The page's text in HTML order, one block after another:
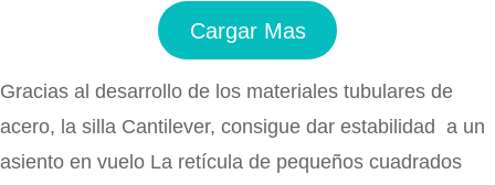
Cargar Mas
Gracias al desarrollo de los materiales tubulares de
acero, la silla Cantilever, consigue dar estabilidad a un
asiento en vuelo La retícula de pequeños cuadrados